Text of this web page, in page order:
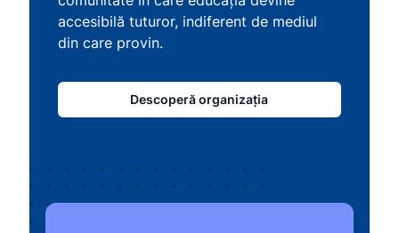
accesibilă tuturor, indiferent de mediul
din care provin.
Descoperă organizația